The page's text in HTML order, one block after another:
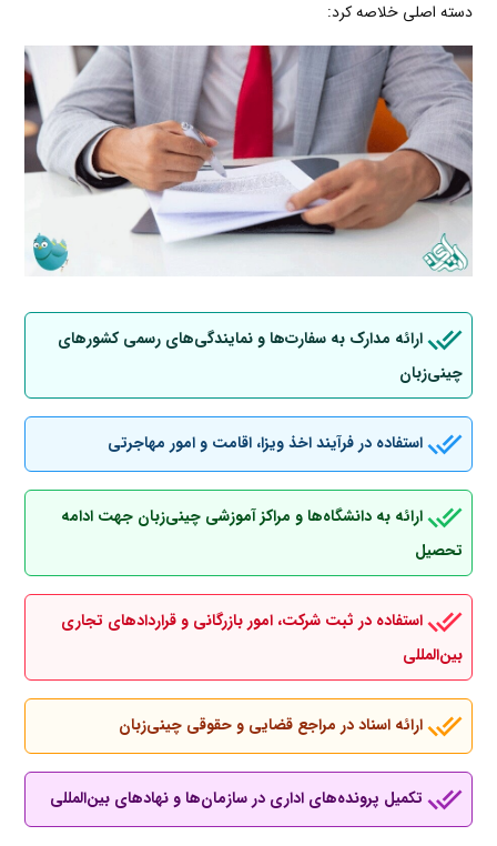
دسته اصلی خلاصه کرد:
ارائه مدارک به سفارت‌ها و نمایندگی‌های رسمی کشورهای
چینی‌زبان
استفاده در فرآیند اخذ ویزا، اقامت و امور مهاجرتی
ارائه به دانشگاه‌ها و مراکز آموزشی چینی‌زبان جهت ادامه
تحصیل
استفاده در ثبت شرکت، امور بازرگانی و قراردادهای تجاری
بین‌المللی
ارائه اسناد در مراجع قضایی و حقوقی چینی‌زبان
تکمیل پرونده‌های اداری در سازمان‌ها و نهادهای بین‌المللی